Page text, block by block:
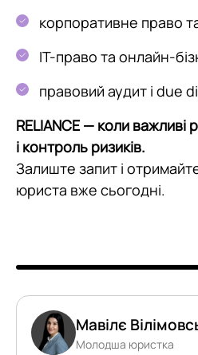
корпоративне право
IT-право та онлайн-
правовий аудит і due
RELIANCE — коли важливі
і контроль ризиків.
Залиште запит і
юриста вже сьогодні.
Мавілє
Молодша юристка